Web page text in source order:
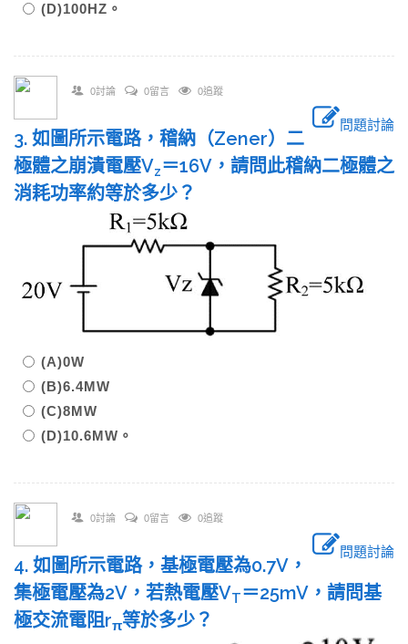
(D)100HZ。
0討論 0留言 0追蹤
問題討論
3. 如圖所示電路，稽納（Zener）二
極體之崩潰電壓Vz＝16V，請問此稽納二極體之
消耗功率約等於多少？
(A)0W
(B)6.4MW
(C)8MW
(D)10.6MW。
0討論 0留言 0追蹤
問題討論
4. 如圖所示電路，基極電壓為0.7V，
集極電壓為2V，若熱電壓VT＝25mV，請問基
極交流電阻rπ等於多少？